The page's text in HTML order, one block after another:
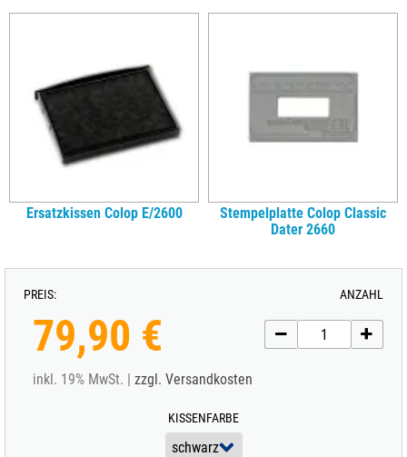
Ersatzkissen Colop E/2600
Stempelplatte Colop Classic
Dater 2660
PREIS:
79,90 €
inkl. 19% MwSt. | zzgl. Versandkosten
KISSENFARBE
ANZAHL